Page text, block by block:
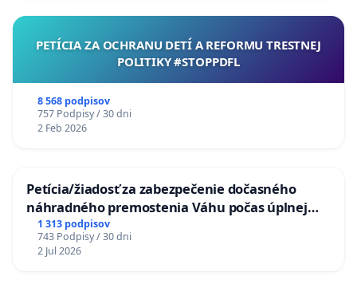
PETÍCIA ZA OCHRANU DETÍ A REFORMU TRESTNEJ
POLITIKY #STOPPDFL
8 568 podpisov
757 Podpisy / 30 dni
2 Feb 2026
Petícia/žiadosť za zabezpečenie dočasného
náhradného premostenia Váhu počas úplnej
uzávery Vážskeho mosta v Komárne
1 313 podpisov
743 Podpisy / 30 dni
2 Jul 2026